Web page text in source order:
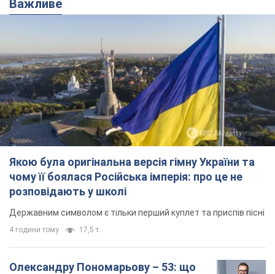
Важливе
Якою була оригінальна версія гімну України та
чому її боялася Російська імперія: про це не
розповідають у школі
Державним символом є тільки перший куплет та приспів пісні
4 години тому 17,5 т.
Олександру Пономарьову – 53: що